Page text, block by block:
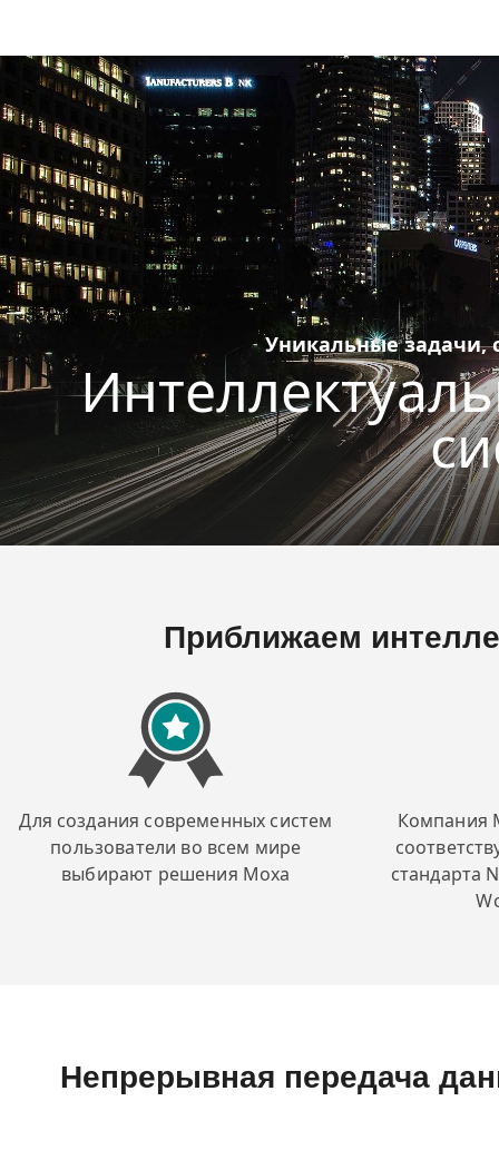
Уникальные задачи,
Приближаем
Для создания современных систем
пользователи во всем мире
выбирают решения Moxa
Компания
стандарта
Непрерывная передача